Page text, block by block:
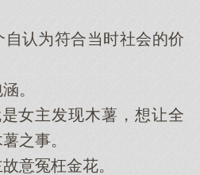
认为符合当时社会的价
。
主发现木薯，想让全
之事。
冤枉金花。